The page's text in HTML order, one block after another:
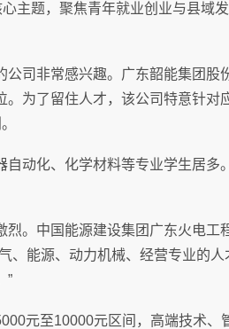
主题，聚焦青年就业创业与县域
司非常感兴趣。广东韶能集团股
为了留住人才，该公司特意针对
动化、化学材料等专业学生居多
。中国能源建设集团广东火电工
能源、动力机械、经营专业的人
”
元至10000元区间，高端技术